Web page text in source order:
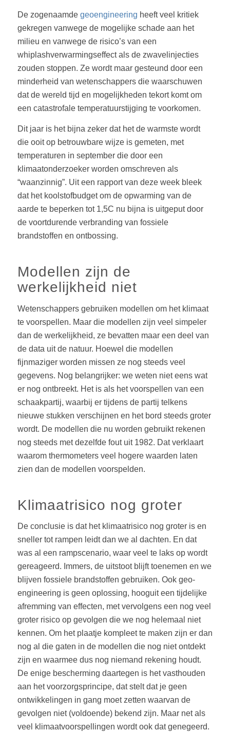
De zogenaamde geoengineering heeft veel kritiek
gekregen vanwege de mogelijke schade aan het
milieu en vanwege de risico’s van een
whiplashverwarmingseffect als de zwavelinjecties
zouden stoppen. Ze wordt maar gesteund door een
minderheid van wetenschappers die waarschuwen
dat de wereld tijd en mogelijkheden tekort komt om
een catastrofale temperatuurstijging te voorkomen.
Dit jaar is het bijna zeker dat het de warmste wordt
die ooit op betrouwbare wijze is gemeten, met
temperaturen in september die door een
klimaatonderzoeker worden omschreven als
“waanzinnig”. Uit een rapport van deze week bleek
dat het koolstofbudget om de opwarming van de
aarde te beperken tot 1,5C nu bijna is uitgeput door
de voortdurende verbranding van fossiele
brandstoffen en ontbossing.
Modellen zijn de
werkelijkheid niet
Wetenschappers gebruiken modellen om het klimaat
te voorspellen. Maar die modellen zijn veel simpeler
dan de werkelijkheid, ze bevatten maar een deel van
de data uit de natuur. Hoewel die modellen
fijnmaziger worden missen ze nog steeds veel
gegevens. Nog belangrijker: we weten niet eens wat
er nog ontbreekt. Het is als het voorspellen van een
schaakpartij, waarbij er tijdens de partij telkens
nieuwe stukken verschijnen en het bord steeds groter
wordt. De modellen die nu worden gebruikt rekenen
nog steeds met dezelfde fout uit 1982. Dat verklaart
waarom thermometers veel hogere waarden laten
zien dan de modellen voorspelden.
Klimaatrisico nog groter
De conclusie is dat het klimaatrisico nog groter is en
sneller tot rampen leidt dan we al dachten. En dat
was al een rampscenario, waar veel te laks op wordt
gereageerd. Immers, de uitstoot blijft toenemen en we
blijven fossiele brandstoffen gebruiken. Ook geo-
engineering is geen oplossing, hooguit een tijdelijke
afremming van effecten, met vervolgens een nog veel
groter risico op gevolgen die we nog helemaal niet
kennen. Om het plaatje kompleet te maken zijn er dan
nog al die gaten in de modellen die nog niet ontdekt
zijn en waarmee dus nog niemand rekening houdt.
De enige bescherming daartegen is het vasthouden
aan het voorzorgsprincipe, dat stelt dat je geen
ontwikkelingen in gang moet zetten waarvan de
gevolgen niet (voldoende) bekend zijn. Maar net als
veel klimaatvoorspellingen wordt ook dat genegeerd.